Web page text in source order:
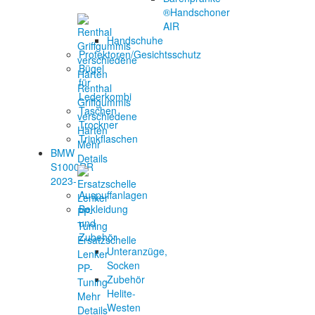
®Handschoner
AIR
Handschuhe
Protektoren/Gesichtsschutz
Bügel
für
Lederkombi
Taschen
Trockner
Trinkflaschen
BMW
S1000RR
2023-
Auspuffanlagen
Bekleidung
und
Zubehör
Unteranzüge,
Socken
Zubehör
Helite-
Westen
Renthal
Griffgummis
verschiedene
Härten
Mehr
Details
Ersatzschelle
Lenker
PP-
Tuning
Mehr
Details